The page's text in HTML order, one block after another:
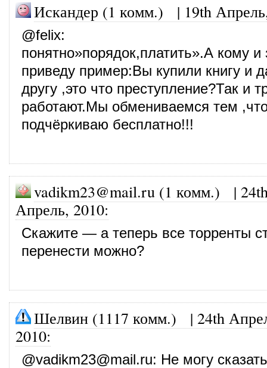
Искандер (1 комм.) | 19th
@felix:
понятно»порядок,платить».А кому и
приведу пример:Вы купили книгу и
другу ,это что преступление?Так и
работают.Мы обмениваемся тем
подчёркиваю бесплатно!!!
vadikm23@mail.ru (1 комм.) |
Апрель, 2010:
Скажите — а теперь все торренты
перенести можно?
Шелвин (1117 комм.) | 24th
2010:
@vadikm23@mail.ru: Не могу